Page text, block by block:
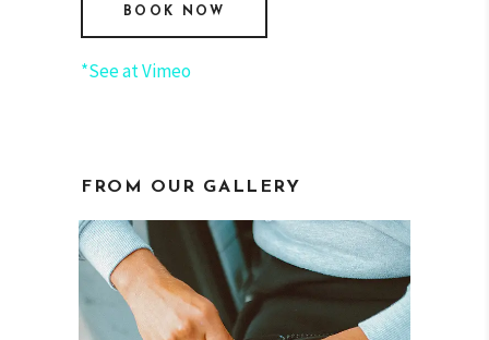
BOOK NOW
*See at Vimeo
FROM OUR GALLERY